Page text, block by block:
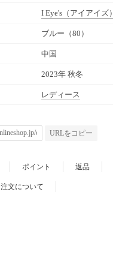
I Eye's （アイアイズ）
ブルー（80）
中国
2023年 秋冬
レディース
URLをコピー
ポイント 返品
注文について